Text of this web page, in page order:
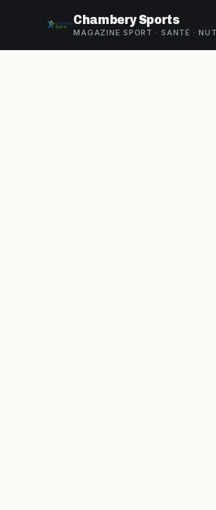
Chambery Sports
MAGAZINE SPORT · SANTÉ ·